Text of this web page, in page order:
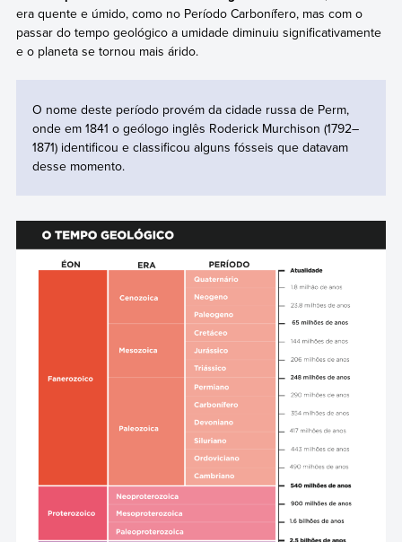
era quente e úmido, como no Período Carbonífero, mas com o
passar do tempo geológico a umidade diminuiu significativamente
e o planeta se tornou mais árido.
O nome deste período provém da cidade russa de Perm,
onde em 1841 o geólogo inglês Roderick Murchison (1792–
1871) identificou e classificou alguns fósseis que datavam
desse momento.